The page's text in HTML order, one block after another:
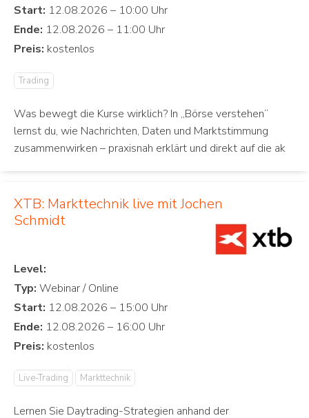
Start:
Ende:
Preis:
Trading
Was bewegt die Kurse wirklich? In „Börse verstehen“
lernst du, wie Nachrichten, Daten und Marktstimmung
zusammenwirken – praxisnah erklärt und direkt auf die ak
XTB: Markttechnik live mit Jochen
Schmidt
Level:
Typ:
Start:
Ende:
Preis:
Live-Trading Markttechnik
Lernen Sie Daytrading-Strategien anhand der